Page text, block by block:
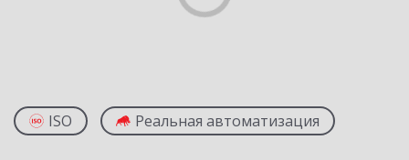
ISO Реальная автоматизация